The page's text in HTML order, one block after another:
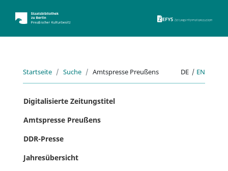
Startseite Suche Amtspresse Preußens DE | EN
Digitalisierte Zeitungstitel
Amtspresse Preußens
DDR-Presse
Jahresübersicht